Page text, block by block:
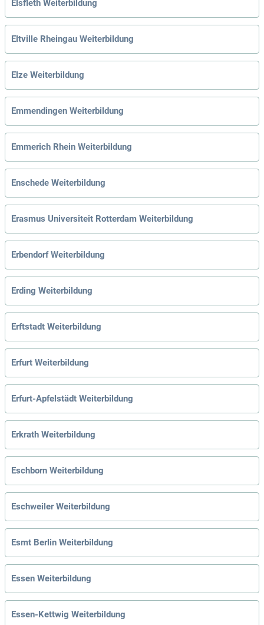
Elsfleth Weiterbildung
Eltville Rheingau Weiterbildung
Elze Weiterbildung
Emmendingen Weiterbildung
Emmerich Rhein Weiterbildung
Enschede Weiterbildung
Erasmus Universiteit Rotterdam Weiterbildung
Erbendorf Weiterbildung
Erding Weiterbildung
Erftstadt Weiterbildung
Erfurt Weiterbildung
Erfurt-Apfelstädt Weiterbildung
Erkrath Weiterbildung
Eschborn Weiterbildung
Eschweiler Weiterbildung
Esmt Berlin Weiterbildung
Essen Weiterbildung
Essen-Kettwig Weiterbildung